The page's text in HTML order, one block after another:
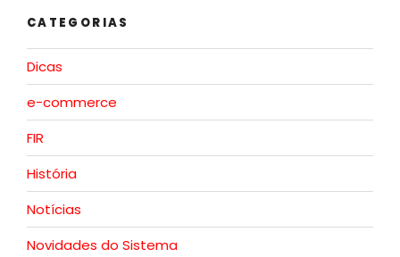
CATEGORIAS
Dicas
e-commerce
FIR
História
Notícias
Novidades do Sistema